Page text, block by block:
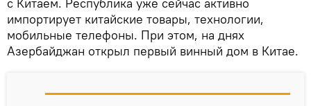
с Китаем. Республика уже сейчас активно
импортирует китайские товары, технологии,
мобильные телефоны. При этом, на днях
Азербайджан открыл первый винный дом в Китае.